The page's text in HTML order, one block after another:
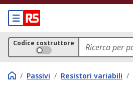
Codice costruttore
/ Passivi / Resistori variabili /